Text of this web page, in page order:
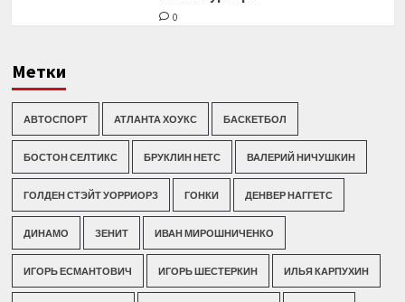
0
Метки
АВТОСПОРТ АТЛАНТА ХОУКС БАСКЕТБОЛ
БОСТОН СЕЛТИКС БРУКЛИН НЕТС ВАЛЕРИЙ НИЧУШКИН
ГОЛДЕН СТЭЙТ УОРРИОРЗ ГОНКИ ДЕНВЕР НАГГЕТС
ДИНАМО ЗЕНИТ ИВАН МИРОШНИЧЕНКО
ИГОРЬ ЕСМАНТОВИЧ ИГОРЬ ШЕСТЕРКИН ИЛЬЯ КАРПУХИН